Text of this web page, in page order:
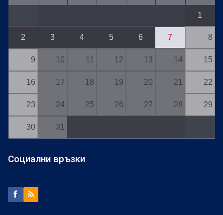
1
2 3 4 5 6 7 8
9 10 11 12 13 14 15
16 17 18 19 20 21 22
23 24 25 26 27 28 29
30 31
Социални връзки